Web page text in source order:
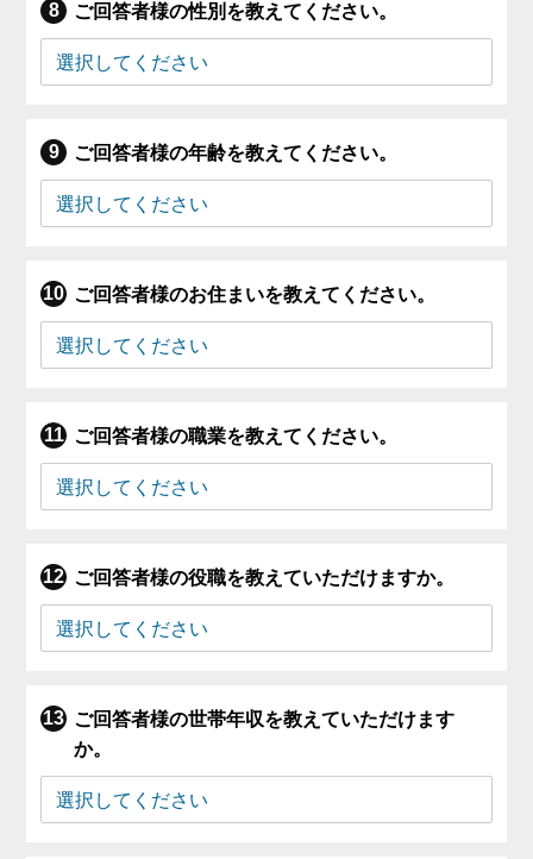
ご回答者様の性別を教えてください。
ご回答者様の年齢を教えてください。
ご回答者様のお住まいを教えてください。
ご回答者様の職業を教えてください。
ご回答者様の役職を教えていただけますか。
ご回答者様の世帯年収を教えていただけます
か。